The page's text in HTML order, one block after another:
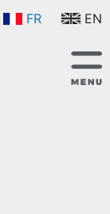
FR EN